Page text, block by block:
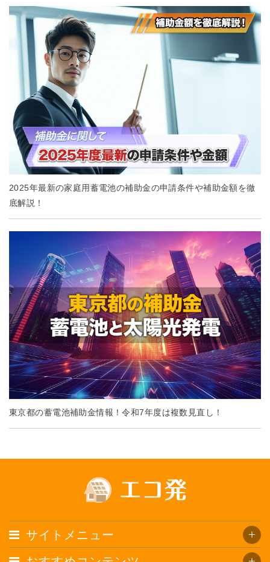
2025年最新の家庭用蓄電池の補助金の申請条件や補助金額を徹
底解説！
東京都の蓄電池補助金情報！令和7年度は複数見直し！
サイトメニュー